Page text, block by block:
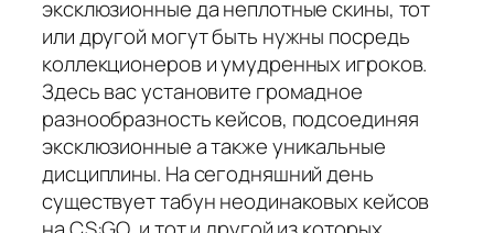
эксклюзионные да неплотные скины, тот
или другой могут быть нужны посредь
коллекционеров и умудренных игроков.
Здесь вас установите громадное
разнообразность кейсов, подсоединяя
эксклюзионные а также уникальные
дисциплины. На сегодняшний день
существует табун неодинаковых кейсов